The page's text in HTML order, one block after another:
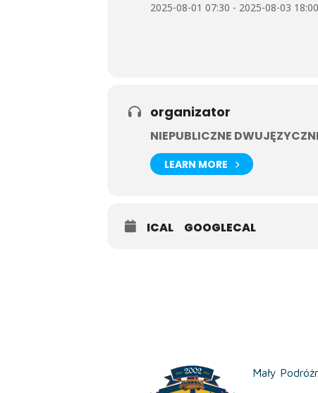
2025-08-01 07:30 - 2025-08-03 18:00
organizator
NIEPUBLICZNE
LEARN MORE
ICAL GOOGLECAL
Mały